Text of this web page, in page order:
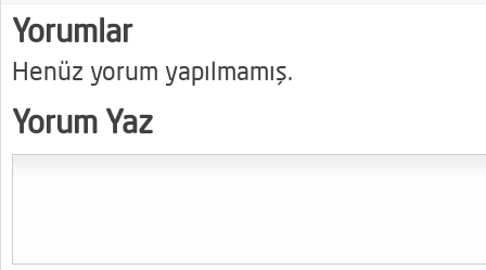
Yorumlar
Henüz yorum yapılmamış.
Yorum Yaz